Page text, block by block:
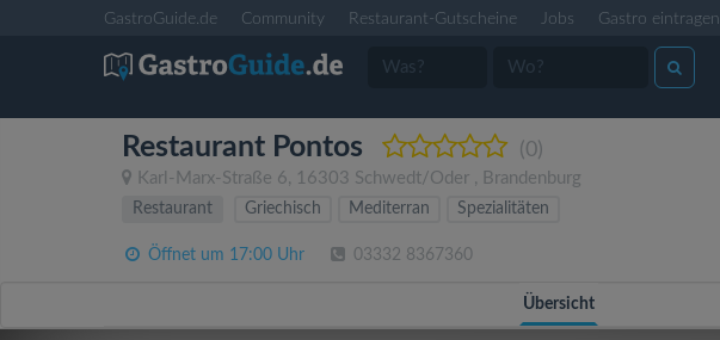
GastroGuide.de Community Restaurant-Gutscheine Jobs Gastro eintragen
Restaurant Pontos (0)
Karl-Marx-Straße 6, 16303 Schwedt/Oder , Brandenburg
Restaurant
Griechisch Mediterran Spezialitäten
Öffnet um 17:00 Uhr 03332 8367360
Übersicht